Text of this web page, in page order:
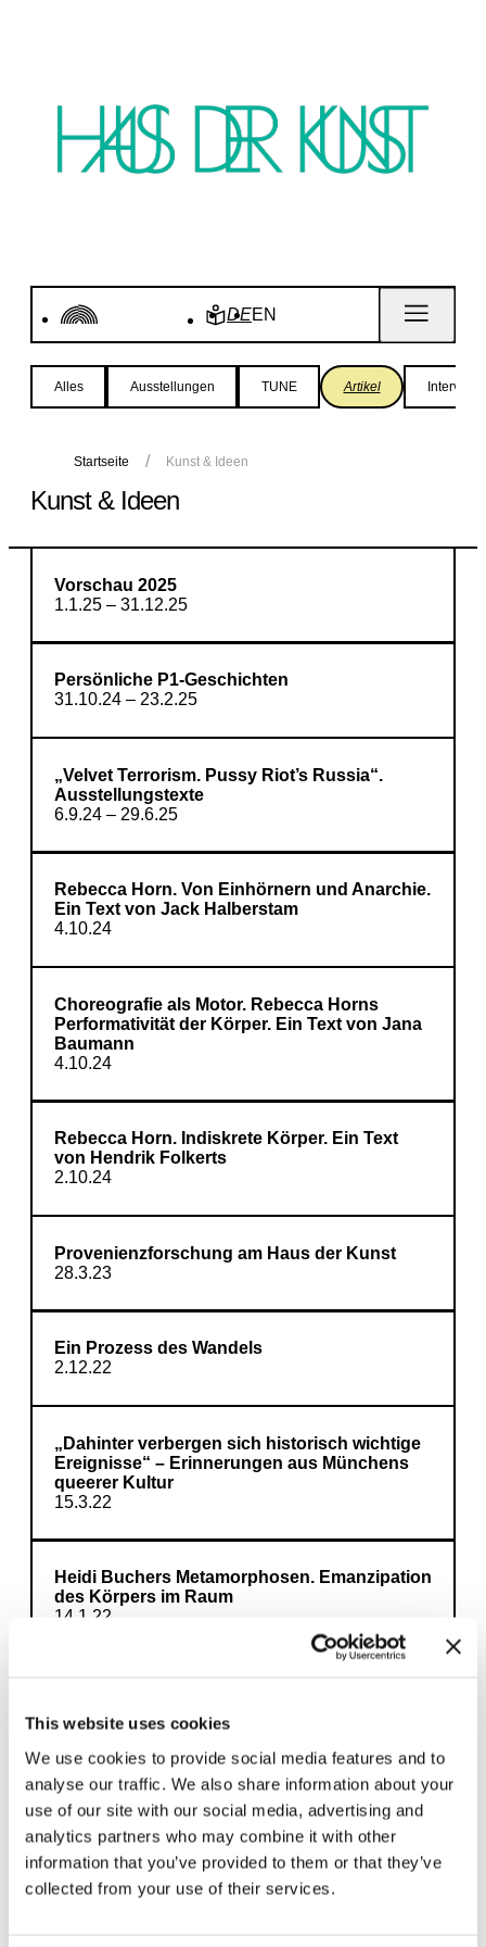
This website uses cookies
We use cookies to provide social media features and to
analyse our traffic. We also share information about your
use of our site with our social media, advertising and
analytics partners who may combine it with other
information that you’ve provided to them or that they’ve
collected from your use of their services.
DEEN
Alles Ausstellungen TUNE Artikel Interviews
Startseite Kunst & Ideen
Kunst & Ideen
Vorschau 2025
1.1.25 – 31.12.25
Persönliche P1-Geschichten
31.10.24 – 23.2.25
„Velvet Terrorism. Pussy Riot’s Russia“.
Ausstellungstexte
6.9.24 – 29.6.25
Rebecca Horn. Von Einhörnern und Anarchie.
Ein Text von Jack Halberstam
4.10.24
Choreografie als Motor. Rebecca Horns
Performativität der Körper. Ein Text von Jana
Baumann
4.10.24
Rebecca Horn. Indiskrete Körper. Ein Text
von Hendrik Folkerts
2.10.24
Provenienzforschung am Haus der Kunst
28.3.23
Ein Prozess des Wandels
2.12.22
„Dahinter verbergen sich historisch wichtige
Ereignisse“ – Erinnerungen aus Münchens
queerer Kultur
15.3.22
Heidi Buchers Metamorphosen. Emanzipation
des Körpers im Raum
14.1.22
Mehr laden
Hier finden Sie unser Ausstellungsprogramm